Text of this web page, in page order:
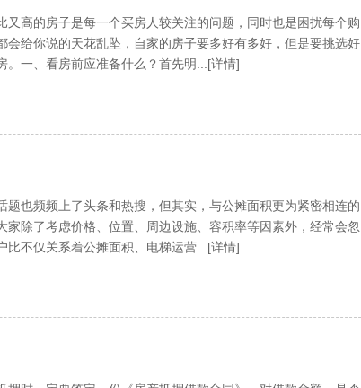
又高的房子是每一个买房人较关注的问题，同时也是困扰每个购
会给你说的天花乱坠，自家的房子要多好有多好，但是要挑选好
。一、看房前应准备什么？首先明...[详情]
题也频频上了头条和热搜，但其实，与公摊面积更为紧密相连的
除了考虑价格、位置、周边设施、容积率等因素外，经常会忽
不仅关系着公摊面积、电梯运营...[详情]